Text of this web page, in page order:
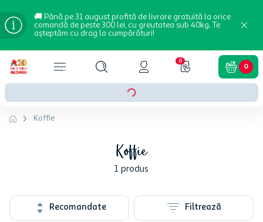
🚚 Până pe 31 august profită de livrare gratuită la orice
comandă de peste 300 lei, cu greutatea sub 40kg. Te
așteptăm cu drag la cumpărături!
0
0
Koffie
Koffie
1 produs
Recomandate Filtrează